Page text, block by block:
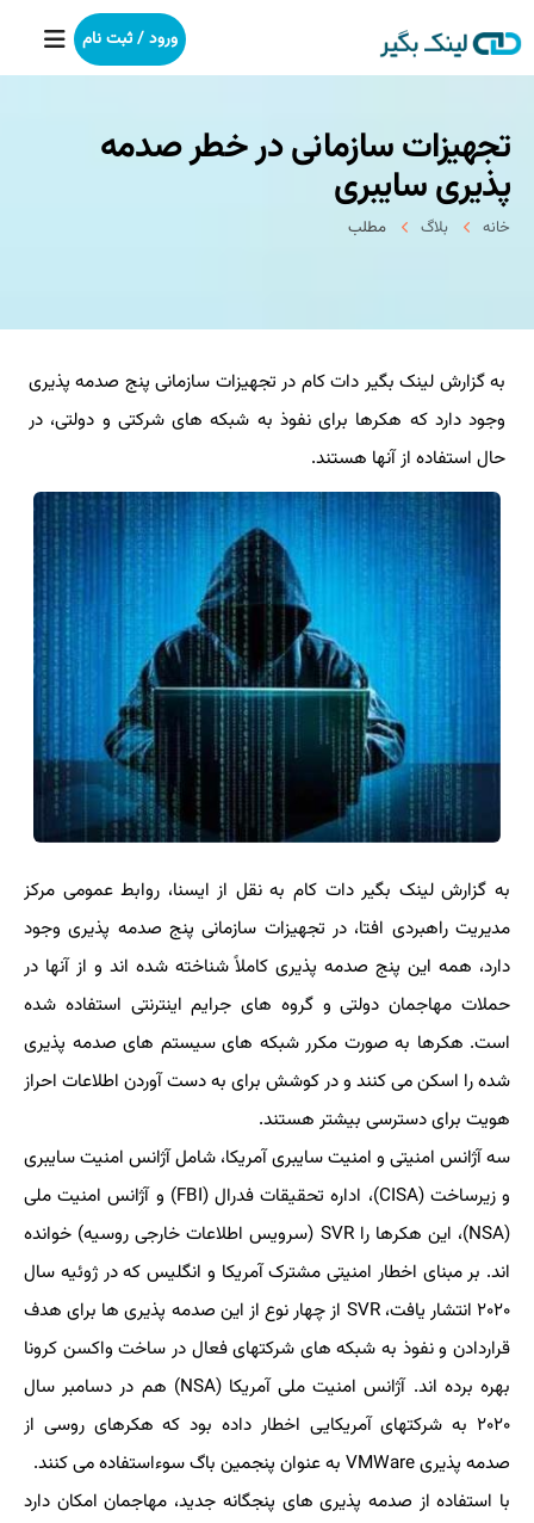
خانه
بکلینک
خدمات ما
درباره ما
آموزش
ورود / ثبت نام
تجهیزات سازمانی در خطر صدمه
پذیری سایبری
خانه بلاگ مطلب
به گزارش لینک بگیر دات کام در تجهیزات سازمانی پنج صدمه پذیری
وجود دارد که هکرها برای نفوذ به شبکه های شرکتی و دولتی، در
حال استفاده از آنها هستند.
به گزارش لینک بگیر دات کام به نقل از ایسنا، روابط عمومی مرکز
مدیریت راهبردی افتا، در تجهیزات سازمانی پنج صدمه پذیری وجود
دارد، همه این پنج صدمه پذیری کاملاً شناخته شده اند و از آنها در
حملات مهاجمان دولتی و گروه های جرایم اینترنتی استفاده شده
است. هکرها به صورت مکرر شبکه های سیستم های صدمه پذیری
شده را اسکن می کنند و در کوشش برای به دست آوردن اطلاعات احراز
هویت برای دسترسی بیشتر هستند.
سه آژانس امنیتی و امنیت سایبری آمریکا، شامل آژانس امنیت سایبری
و زیرساخت (CISA)، اداره تحقیقات فدرال (FBI) و آژانس امنیت ملی
(NSA)، این هکرها را SVR (سرویس اطلاعات خارجی روسیه) خوانده
اند. بر مبنای اخطار امنیتی مشترک آمریکا و انگلیس که در ژوئیه سال
۲۰۲۰ انتشار یافت، SVR از چهار نوع از این صدمه پذیری ها برای هدف
قراردادن و نفوذ به شبکه های شرکتهای فعال در ساخت واکسن کرونا
بهره برده اند. آژانس امنیت ملی آمریکا (NSA) هم در دسامبر سال
۲۰۲۰ به شرکتهای آمریکایی اخطار داده بود که هکرهای روسی از
صدمه پذیری VMWare به عنوان پنجمین باگ سوءاستفاده می کنند.
با استفاده از صدمه پذیری های پنجگانه جدید، مهاجمان امکان دارد